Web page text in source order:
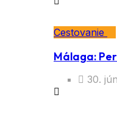
Cestovanie
Málaga:
30.